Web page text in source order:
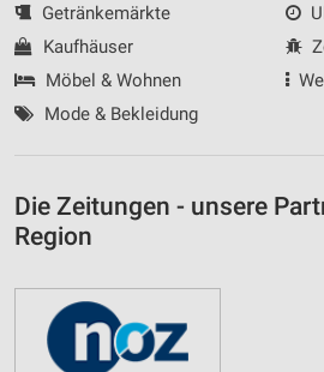
Getränkemärkte
Kaufhäuser
Möbel & Wohnen
Mode & Bekleidung
Die Zeitungen - unsere
Region